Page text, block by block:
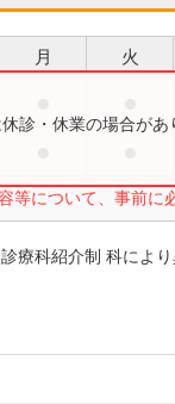
月 火
等について、事前に
診・休業の場合があ
療科紹介制 科によ